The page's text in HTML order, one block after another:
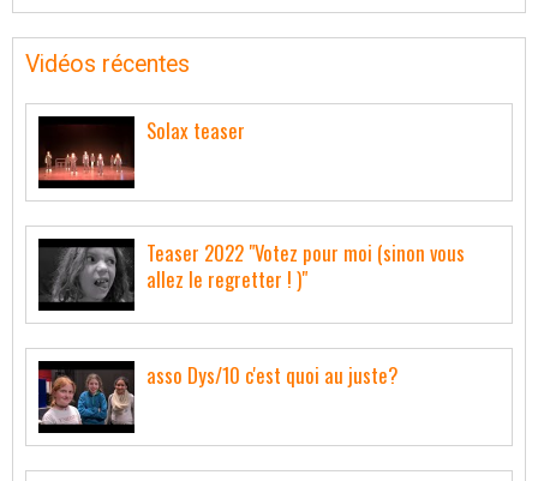
Vidéos récentes
Solax teaser
Teaser 2022 "Votez pour moi (sinon vous
allez le regretter ! )"
asso Dys/10 c'est quoi au juste?